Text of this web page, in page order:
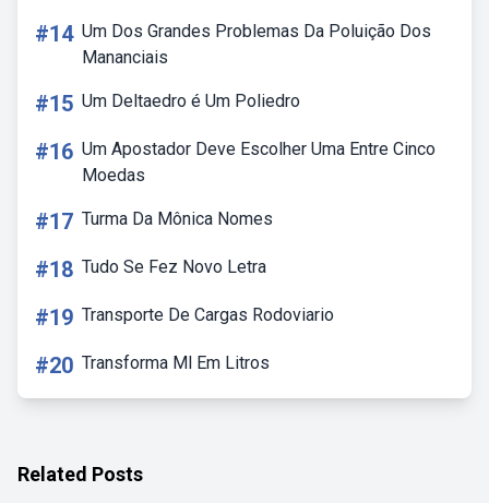
#14 Um Dos Grandes Problemas Da Poluição Dos
Mananciais
#15 Um Deltaedro é Um Poliedro
#16 Um Apostador Deve Escolher Uma Entre Cinco
Moedas
#17 Turma Da Mônica Nomes
#18 Tudo Se Fez Novo Letra
#19 Transporte De Cargas Rodoviario
#20 Transforma Ml Em Litros
Related Posts